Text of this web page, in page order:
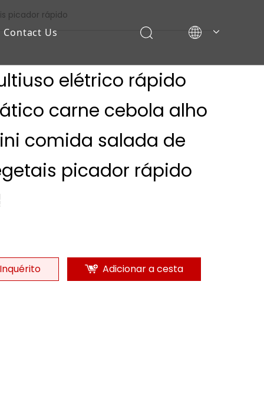
Contact Us
picador rápido
elétrico rápido
carne cebola alho
comida salada de
picador rápido
Inquérito Adicionar a cesta